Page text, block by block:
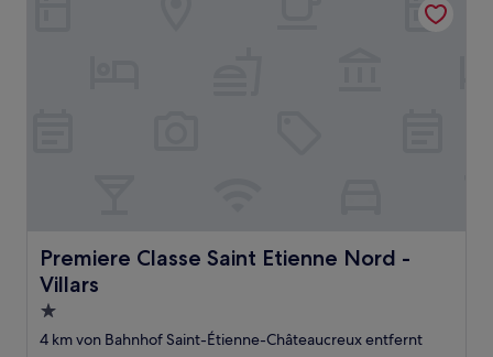
Premiere Classe Saint Etienne Nord -
Villars
Premiere Classe Saint Etienne Nord - Villars
1.0-
Stern-
4 km von Bahnhof Saint-Étienne-Châteaucreux entfernt